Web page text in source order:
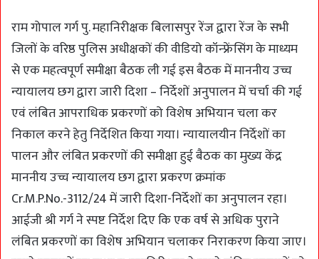
राम गोपाल गर्ग पु. महानिरीक्षक बिलासपुर रेंज द्वारा रेंज के सभी
जिलों के वरिष्ठ पुलिस अधीक्षकों की वीडियो कॉन्फ्रेंसिंग के माध्यम
से एक महत्वपूर्ण समीक्षा बैठक ली गई इस बैठक में माननीय उच्च
न्यायालय छग द्वारा जारी दिशा – निर्देशों अनुपालन में चर्चा की गई
एवं लंबित आपराधिक प्रकरणों को विशेष अभियान चला कर
निकाल करने हेतु निर्देशित किया गया। न्यायालयीन निर्देशों का
पालन और लंबित प्रकरणों की समीक्षा हुई बैठक का मुख्य केंद्र
माननीय उच्च न्यायालय छग द्वारा प्रकरण क्रमांक
Cr.M.P.No.-3112/24 में जारी दिशा-निर्देशों का अनुपालन रहा।
आईजी श्री गर्ग ने स्पष्ट निर्देश दिए कि एक वर्ष से अधिक पुराने
लंबित प्रकरणों का विशेष अभियान चलाकर निराकरण किया जाए।